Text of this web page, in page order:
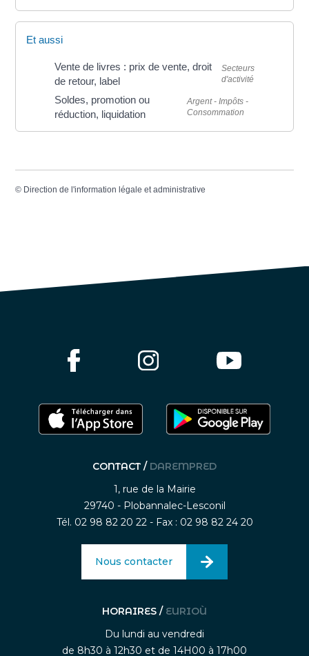
Et aussi
Vente de livres : prix de vente, droit
de retour, label
Secteurs
d'activité
Soldes, promotion ou
réduction, liquidation
Argent - Impôts -
Consommation
© Direction de l'information légale et administrative
CONTACT / DAREMPRED
1, rue de la Mairie
29740 - Plobannalec-Lesconil
Tél. 02 98 82 20 22 - Fax : 02 98 82 24 20
Nous contacter
HORAIRES / EURIOÙ
Du lundi au vendredi
de 8h30 à 12h30 et de 14H00 à 17h00